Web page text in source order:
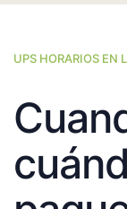
UPS HORARIOS EN